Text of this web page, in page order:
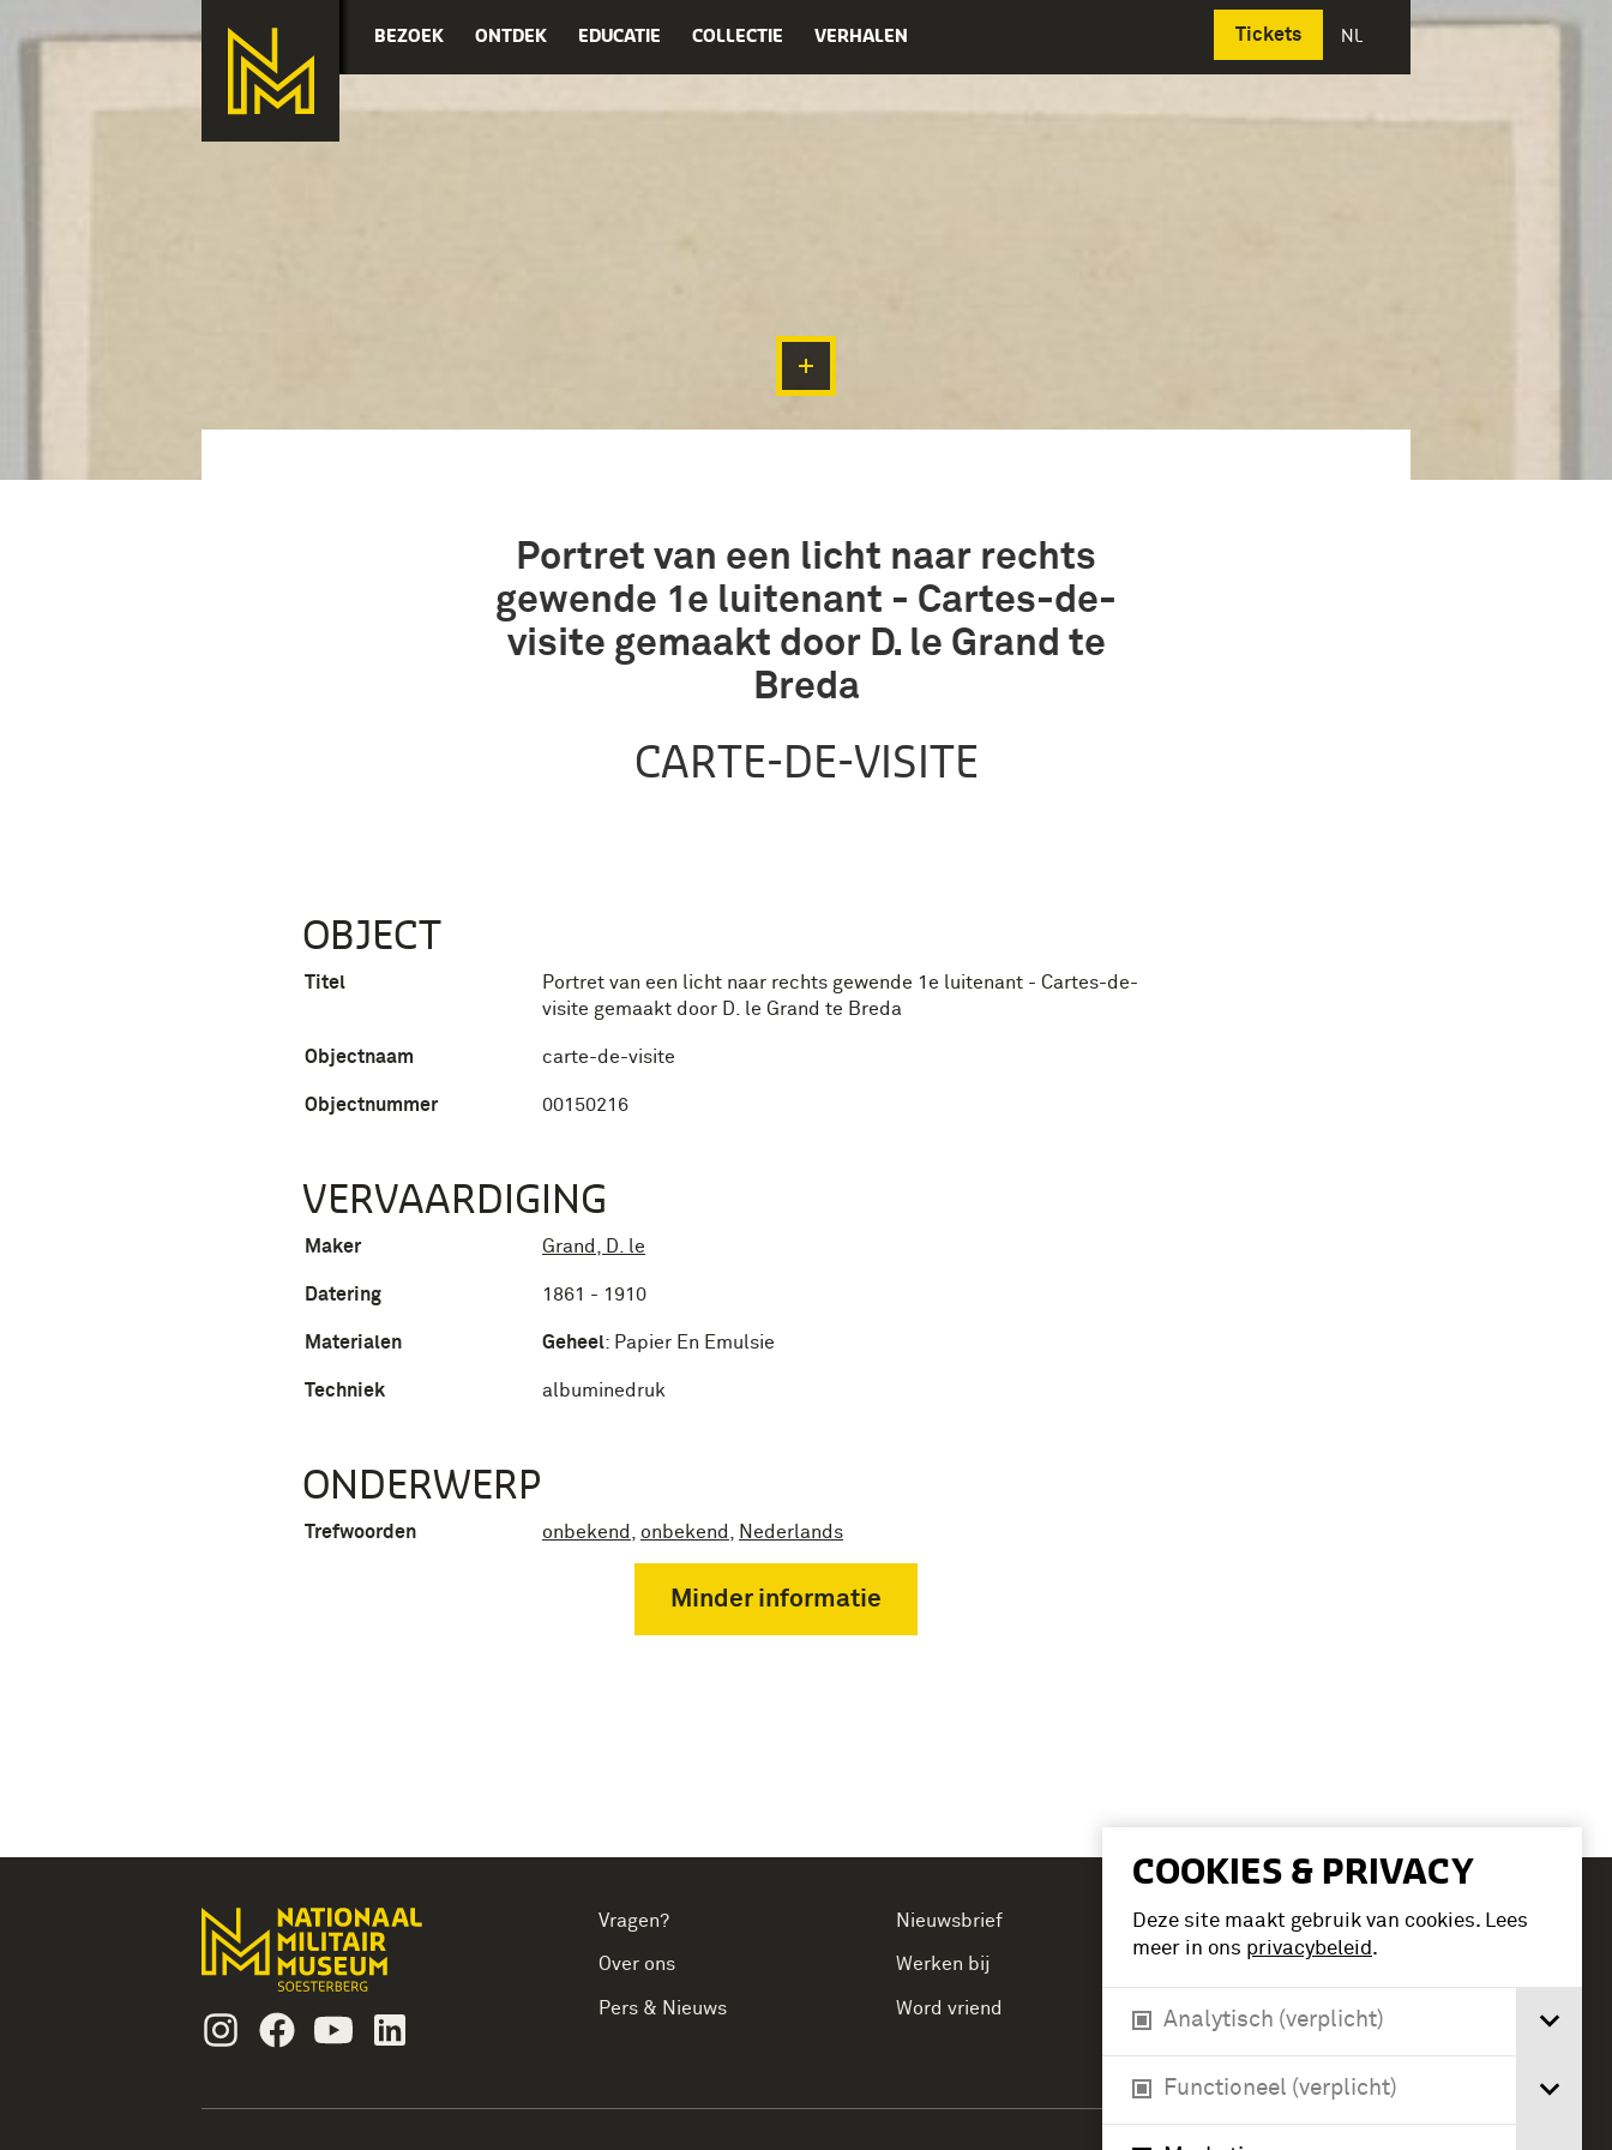
BEZOEK ONTDEK EDUCATIE COLLECTIE VERHALEN Tickets NL
Deutsch
COOKIES & PRIVACY
Deze site maakt gebruik van cookies. Lees
meer in ons privacybeleid.
Analytisch (verplicht)
Functioneel (verplicht)
Portret van een licht naar rechts
gewende 1e luitenant - Cartes-de-
visite gemaakt door D. le Grand te
Breda
CARTE-DE-VISITE
OBJECT
Titel
Portret van een licht naar rechts gewende 1e luitenant - Cartes-de-
visite gemaakt door D. le Grand te Breda
Objectnaam carte-de-visite
Objectnummer 00150216
VERVAARDIGING
Maker Grand, D. le
Datering 1861 - 1910
Materialen Geheel: Papier En Emulsie
Techniek albuminedruk
ONDERWERP
Trefwoorden onbekend onbekend Nederlands
Minder informatie
InstagramFacebookYoutube
Vragen?
Over ons
Pers & Nieuws
Nieuwsbrief
Werken bij
Word vriend
Tickets
Verlengde Paltzerweg 1